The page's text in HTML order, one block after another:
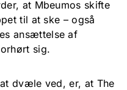
at Mbeumos skifte
til at ske – også
ansættelse af
sig.
dvæle ved, er, at The